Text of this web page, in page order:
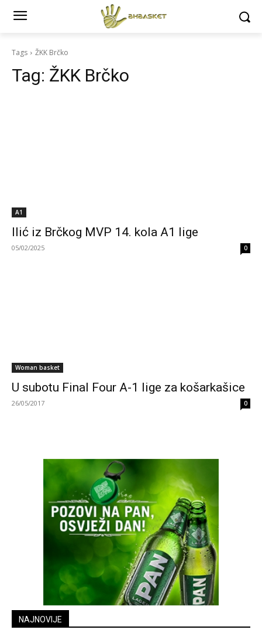
Tags ŽKK Brčko
Tag: ŽKK Brčko
A1
Ilić iz Brčkog MVP 14. kola A1 lige
05/02/2025 0
Woman basket
U subotu Final Four A-1 lige za košarkašice
26/05/2017 0
NAJNOVIJE